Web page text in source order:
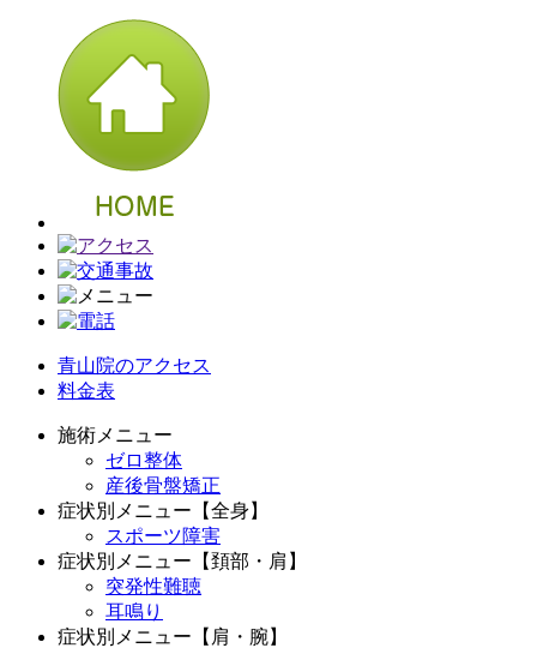
青山院のアクセス
料金表
施術メニュー
ゼロ整体
産後骨盤矯正
症状別メニュー【全身】
スポーツ障害
症状別メニュー【頚部・肩】
突発性難聴
耳鳴り
症状別メニュー【肩・腕】